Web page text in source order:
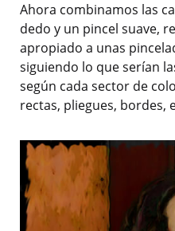
Ahora combinamos las
dedo y un pincel suave,
apropiado a unas
siguiendo lo que serían
según cada sector de
rectas, pliegues, bordes,